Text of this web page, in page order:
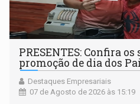
PRESENTES: Confira
promoção de dia dos
Destaques Empresariais
07 de Agosto de 2026 às 15:19